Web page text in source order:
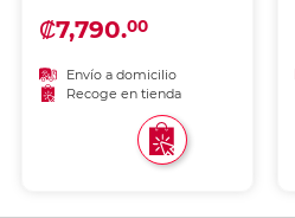
₡7,790.00
Envío a domicilio
Recoge en tienda